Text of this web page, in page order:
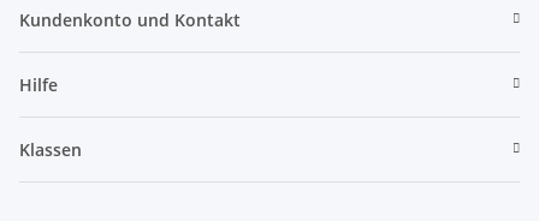
Kundenkonto und Kontakt
Hilfe
Klassen